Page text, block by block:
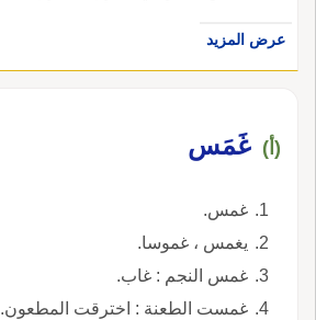
عرض المزيد
(أ) غَمَس
غمس.
يغمس ، غموسا.
غمس النجم : غاب.
غمست الطعنة : اخترقت المطعون.